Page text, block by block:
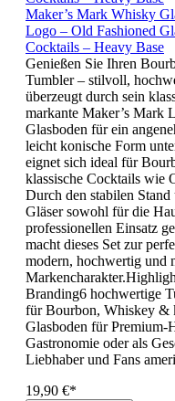
Maker’s Mark Whisky
Logo – Old Fashioned
Cocktails – Heavy Base
Genießen Sie Ihren
Tumbler – stilvoll,
überzeugt durch sein
markante Maker’s Mark
Glasboden für ein
leicht konische Form
eignet sich ideal für
klassische Cocktails wie
Durch den stabilen
Gläser sowohl für die
professionellen Einsatz
macht dieses Set zur
modern, hochwertig und
Branding6 hochwertige
für Bourbon, Whiskey &
Glasboden für Premium-
Gastronomie oder als
Liebhaber und Fans
19,90 €*